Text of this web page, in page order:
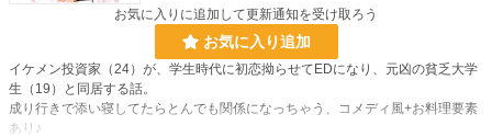
お気に入りに追加して更新通知を受け取ろう
お気に入り追加
イケメン投資家（24）が、学生時代に初恋拗らせてEDになり、元凶の貧乏大学
生（19）と同居する話。
成り行きで添い寝してたらとんでも関係になっちゃう、コメディ風+お料理要素
あり♪